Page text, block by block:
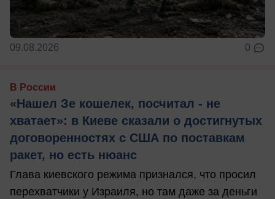
09.08.2026 0
В России
«Нашел Зе кошелек, посчитал - не
хватает»: в Киеве сказали о достигнутых
договоренностях с США по поставкам
ракет, но есть нюанс
Глава киевского режима признался, что просил
перехватчики у Израиля, но там даже за деньги